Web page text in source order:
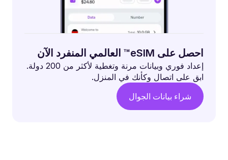
احصل على eSIM™ العالمي المنفرد الآن
إعداد فوري وبيانات مرنة وتغطية لأكثر من 200 دولة.
ابق على اتصال وكأنك في المنزل.
شراء بيانات الجوال